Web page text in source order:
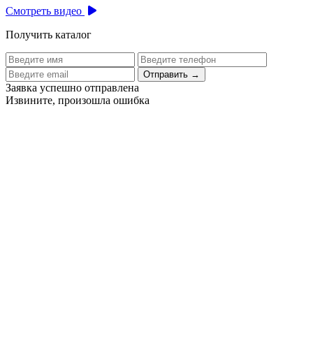
Смотреть видео
Получить каталог
Отправить →
Заявка успешно отправлена
Извините, произошла ошибка